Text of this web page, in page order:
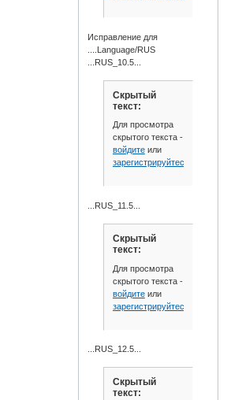
Исправление для
....Language/RUS
...RUS_10.5...
Скрытый
текст:
Для просмотра
скрытого текста -
войдитеили
зарегистрируйтесь
...RUS_11.5...
Скрытый
текст:
Для просмотра
скрытого текста -
войдитеили
зарегистрируйтесь
...RUS_12.5...
Скрытый
текст: